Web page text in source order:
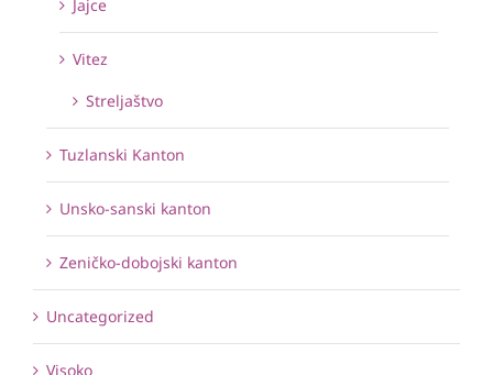
Jajce
Vitez
Streljaštvo
Tuzlanski Kanton
Unsko-sanski kanton
Zeničko-dobojski kanton
Uncategorized
Visoko